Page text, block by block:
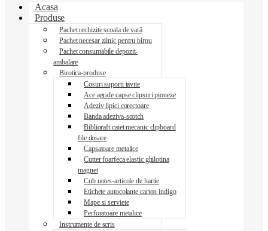
Acasa
Produse
Pachet rechizite școala de vară
Pachet necesar zilnic pentru birou
Pachet consumabile depozit-
ambalare
Birotica-produse
Cosuri suporti tavite
Ace agrafe capse clipsuri pioneze
Adeziv lipici corectoare
Banda adeziva-scotch
Biblioraft caiet mecanic clipboard
file dosare
Capsatoare metalice
Cutter foarfeca elastic ghilotina
magnet
Cub notes-articole de hartie
Etichete autocolante carton indigo
Mape si serviete
Perforatoare metalice
Instrumente de scris